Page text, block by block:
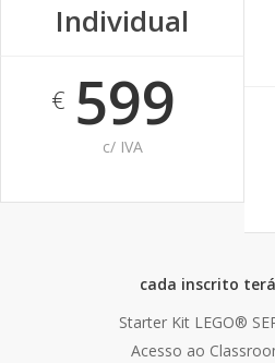
Individual
€599
c/ IVA
cada inscrito
Starter Kit LEGO®
Acesso ao